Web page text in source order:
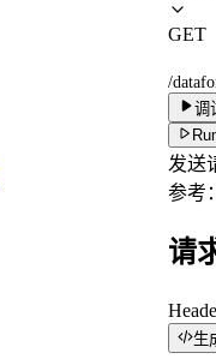
GET
/
调
发送
参考
请
生